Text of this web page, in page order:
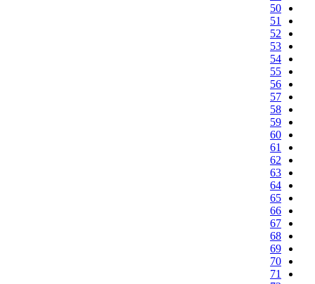
50
51
52
53
54
55
56
57
58
59
60
61
62
63
64
65
66
67
68
69
70
71